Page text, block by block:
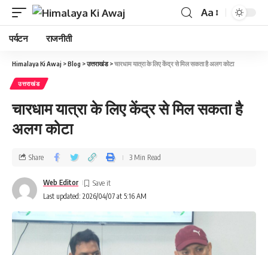
Aa
पर्यटन राजनीती
Himalaya Ki Awaj >Blog >उत्तराखंड>चारधाम यात्रा के लिए केंद्र से मिल सकता है अलग कोटा
उत्तराखंड
चारधाम यात्रा के लिए केंद्र से मिल सकता है
अलग कोटा
Last updated: 2026/04/07 at 5:16 AM
Web Editor
Share 3 Min Read